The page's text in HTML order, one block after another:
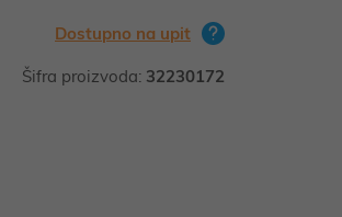
Dostupno na upit
Šifra proizvoda: 32230172